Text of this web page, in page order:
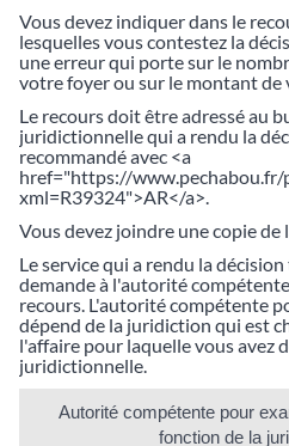
Vous devez indiquer dans le
lesquelles vous contestez la
une erreur qui porte sur le
votre foyer ou sur le montant de
Le recours doit être adressé au
juridictionnelle qui a rendu la
recommandé avec <a
href="https://www.pechabou.fr/
xml=R39324">AR</a>.
Vous devez joindre une copie de
Le service qui a rendu la
demande à l'autorité
recours. L'autorité compétente
dépend de la juridiction qui est
l'affaire pour laquelle vous avez
juridictionnelle.
Autorité compétente pour
fonction de la